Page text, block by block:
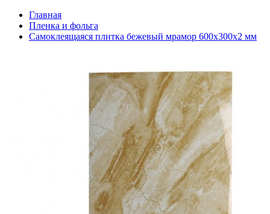
Главная
Пленка и фольга
Самоклеящаяся плитка бежевый мрамор 600х300х2 мм